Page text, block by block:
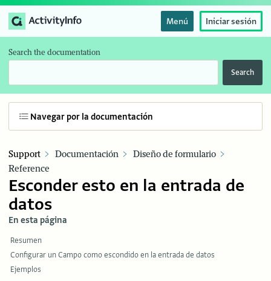
Menú Iniciar sesión
Search the documentation
Search
Navegar por la documentación
Support Documentación
Diseño de formulario
Reference
Esconder esto en la entrada de
datos
En esta página
Resumen
Configurar un Campo como escondido en la entrada de datos
Ejemplos